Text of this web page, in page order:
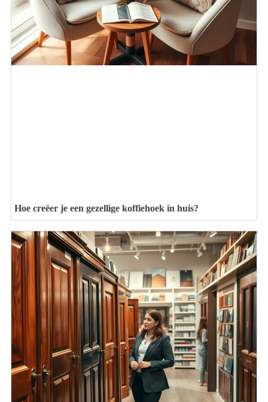
Hoe creëer je een gezellige koffiehoek in huis?